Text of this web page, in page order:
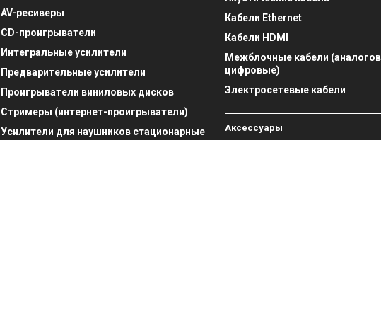
AV-ресиверы
CD-проигрыватели
Интегральные усилители
Предварительные усилители
Проигрыватели виниловых дисков
Стримеры (интернет-проигрыватели)
Усилители для наушников стационарные
Кабели Ethernet
Кабели HDMI
Межблочные кабели
цифровые)
Электросетевые кабели
Аксессуары